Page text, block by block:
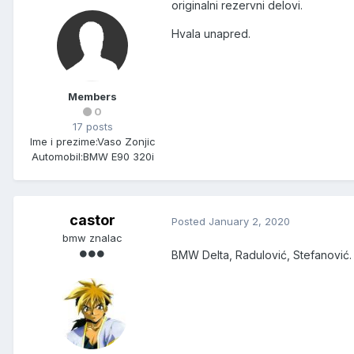
Members
0
17 posts
Ime i prezime:Vaso Zonjic
Automobil:BMW E90 320i
originalni rezervni delovi.
Hvala unapred.
castor
bmw znalac
Posted January 2, 2020
BMW Delta, Radulović, Stefanović.